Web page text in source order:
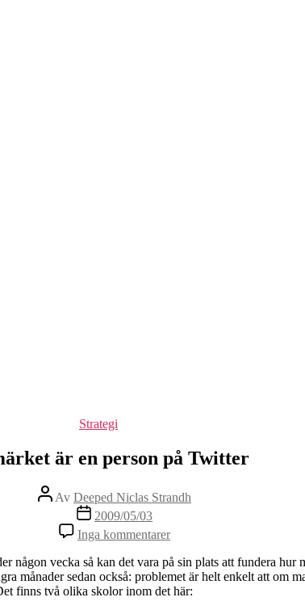
Kategorier
Strategi
är en person på Twitter
Inläggsförfattare
Av Deeped Niclas Strandh
Inläggsdatum
2009/05/03
Inga kommentarertill
Varumärket
är
en
person
någon vecka så kan det vara på sin plats att fundera
månader sedan också: problemet är helt enkelt att om
finns två olika skolor inom det här: